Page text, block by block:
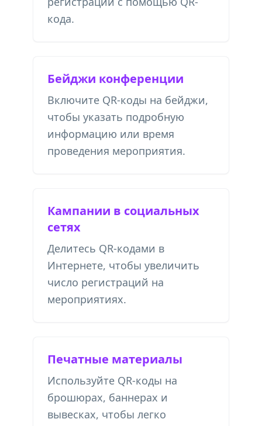
кода.
Бейджи конференции
Включите QR-коды на бейджи,
чтобы указать подробную
информацию или время
проведения мероприятия.
Кампании в социальных
сетях
Делитесь QR-кодами в
Интернете, чтобы увеличить
число регистраций на
мероприятиях.
Печатные материалы
Используйте QR-коды на
брошюрах, баннерах и
вывесках, чтобы легко